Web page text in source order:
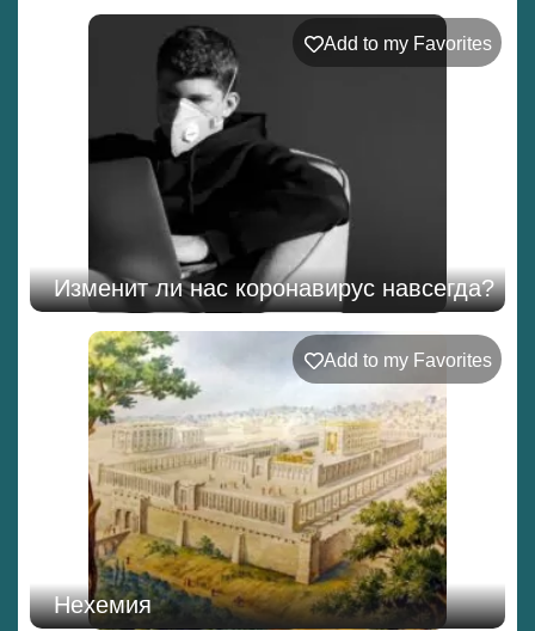
Add to my Favorites
Изменит ли нас коронавирус навсегда?
Add to my Favorites
Нехемия